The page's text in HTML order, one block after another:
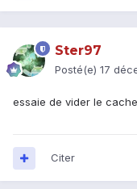
Ster97
Posté(e) 17
essaie de vider le
Citer